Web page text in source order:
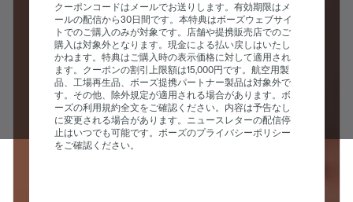
クーポンコードはメールでお送りします。有効期限はメ
ールの配信から30日間です。本特典はボーズウェブサイ
トでのご購入のみが対象です。店舗や提携販売店でのご
購入は対象外となります。現金による払い戻しはいたし
かねます。特典はご購入時の表示価格に対して適用され
ます。クーポンの割引上限額は15,000円です。航空用製
品、工場再生品、ボーズ提携パートナー製品は対象外で
す。その他、除外規定が適用される場合があります。ボ
ーズの利用規約全文をご確認ください。内容は予告なし
に変更される場合があります。ニュースレターの配信停
止はいつでも可能です。ボーズのプライバシーポリシー
をご確認ください。